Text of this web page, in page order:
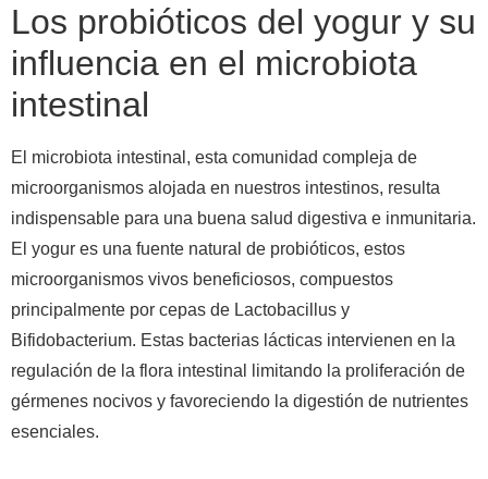
Los probióticos del yogur y su
influencia en el microbiota
intestinal
El microbiota intestinal, esta comunidad compleja de
microorganismos alojada en nuestros intestinos, resulta
indispensable para una buena salud digestiva e inmunitaria.
El yogur es una fuente natural de probióticos, estos
microorganismos vivos beneficiosos, compuestos
principalmente por cepas de Lactobacillus y
Bifidobacterium. Estas bacterias lácticas intervienen en la
regulación de la flora intestinal limitando la proliferación de
gérmenes nocivos y favoreciendo la digestión de nutrientes
esenciales.